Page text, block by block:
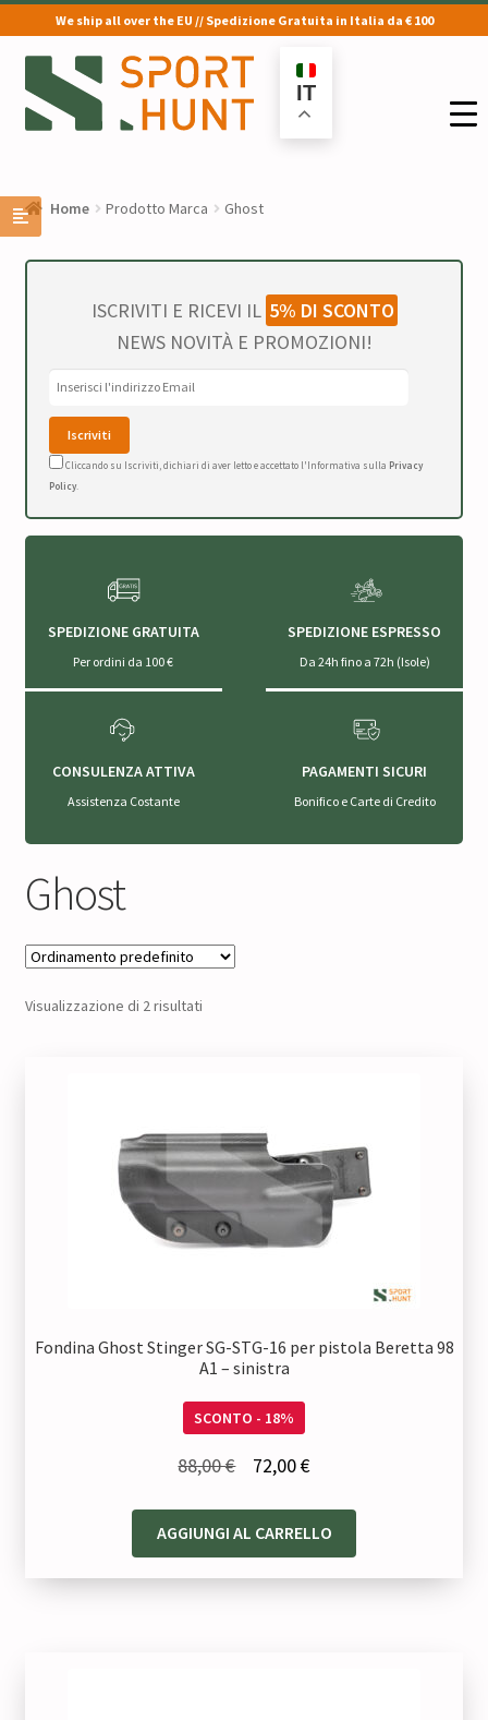
We ship all over the EU // Spedizione Gratuita in Italia da € 100
Vai
alla
navigazione
Vai
al
contenuto
IT
Home Prodotto Marca Ghost
ISCRIVITI E RICEVI IL 5% DI SCONTO
NEWS NOVITÀ E PROMOZIONI!
Cliccando su Iscriviti, dichiari di aver letto e accettato l'Informativa sulla Privacy
Policy.
SPEDIZIONE GRATUITA
Per ordini da 100 €
SPEDIZIONE ESPRESSO
Da 24h fino a 72h (Isole)
CONSULENZA ATTIVA
Assistenza Costante
PAGAMENTI SICURI
Bonifico e Carte di Credito
Ghost
Visualizzazione di 2 risultati
Fondina Ghost Stinger SG-STG-16 per pistola Beretta 98
A1 – sinistra
SCONTO - 18%
88,00€
originale
era:
72,00€Il
attuale
è:
AGGIUNGI AL CARRELLO